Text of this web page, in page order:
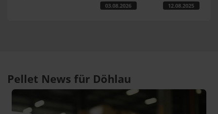
03.08.2026 12.08.2025
Pellet News für Döhlau